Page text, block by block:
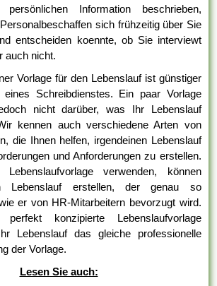
Information beschrieben,
sich frühzeitig über Sie
entscheiden koennte, ob Sie interviewt
auch nicht.
Vorlage für den Lebenslauf ist günstiger
Schreibdienstes. Ein paar Vorlage
nicht darüber, was Ihr Lebenslauf
kennen auch verschiedene Arten von
die Ihnen helfen, irgendeinen Lebenslauf
und Anforderungen zu erstellen.
verwenden, können
Lebenslauf erstellen, der genau so
er von HR-Mitarbeitern bevorzugt wird.
konzipierte Lebenslaufvorlage
Lebenslauf das gleiche professionelle
der Vorlage.
Lesen Sie auch: